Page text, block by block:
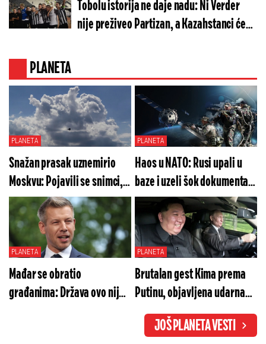
Tobolu istorija ne daje nadu: Ni Verder
nije preživeo Partizan, a Kazahstanci će
PLANETA
PLANETA
Snažan prasak uznemirio
Moskvu: Pojavili se snimci,
sve se treslo - šta se ovo
dogodilo?
PLANETA
Haos u NATO: Rusi upali u
baze i uzeli šok dokumenta!
Ko je ovo poslao
koordinate?!
PLANETA
Mađar se obratio
građanima: Država ovo nije
PLANETA
Brutalan gest Kima prema
Putinu, objavljena udarna
vest - Evo šta hitno šalje u
Rusiju (VIDEO)
JOŠ PLANETA VESTI